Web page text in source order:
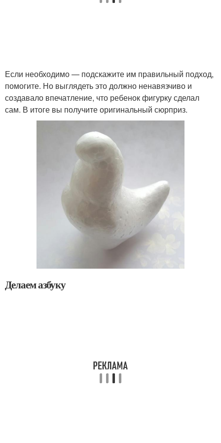
Если необходимо — подскажите им правильный подход,
помогите. Но выглядеть это должно ненавязчиво и
создавало впечатление, что ребенок фигурку сделал
сам. В итоге вы получите оригинальный сюрприз.
Делаем азбуку